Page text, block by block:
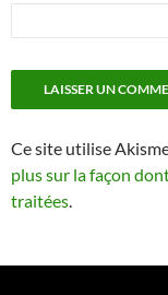
Ce site utilise
plus sur la façon
traitées